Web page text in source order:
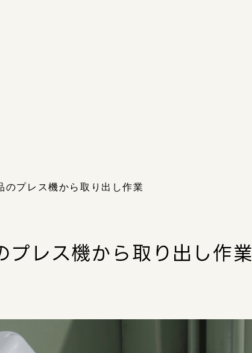
のプレス機から取り出し作業
プレス機から取り出し作業